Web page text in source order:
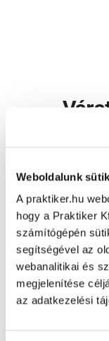
Weboldalunk
A praktiker.hu
hogy a Praktiker
számítógépén
segítségével az
webanalitikai és
megjelenítése
az adatkezelési